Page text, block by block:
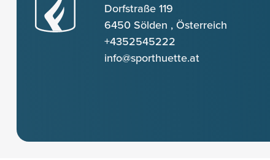
Dorfstraße 119
6450 Sölden , Österreich
+4352545222
info@sporthuette.at